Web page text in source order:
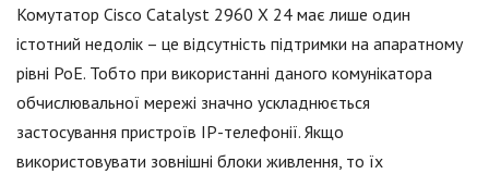
Комутатор Cisco Catalyst 2960 X 24 має лише один
істотний недолік – це відсутність підтримки на апаратному
рівні РоЕ. Тобто при використанні даного комунікатора
обчислювальної мережі значно ускладнюється
застосування пристроїв IP-телефонії. Якщо
використовувати зовнішні блоки живлення, то їх